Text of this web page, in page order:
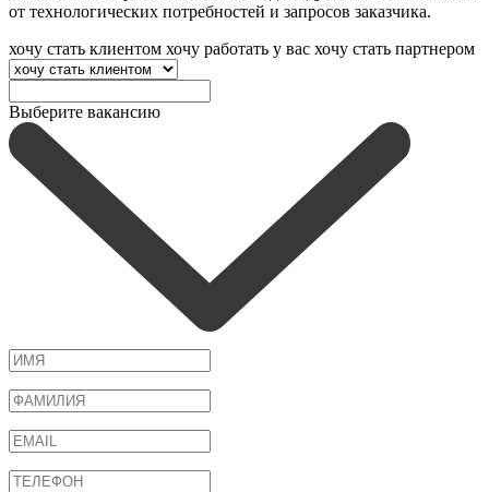
от технологических потребностей и запросов заказчика.
хочу стать клиентом хочу работать у вас хочу стать партнером
Выберите вакансию